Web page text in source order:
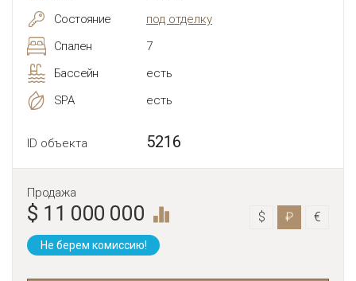
Состояние
под отделку
Спален
7
Бассейн
есть
SPA
есть
ID объекта 5216
Продажа
$ 11 000 000 $ ₽ €
Не берем комиссию!